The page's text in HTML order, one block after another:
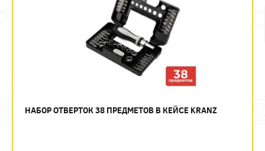
НАБОР ОТВЕРТОК 38 ПРЕДМЕТОВ В КЕЙСЕ KRANZ